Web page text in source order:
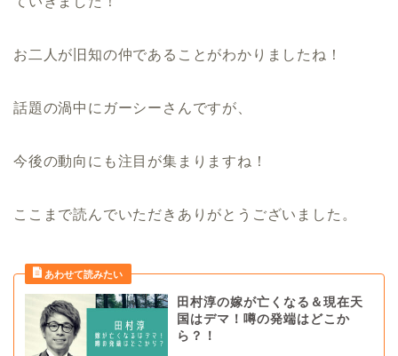
お二人が旧知の仲であることがわかりましたね！
話題の渦中にガーシーさんですが、
今後の動向にも注目が集まりますね！
ここまで読んでいただきありがとうございました。
田村淳の嫁が亡くなる＆現在天
国はデマ！噂の発端はどこか
ら？！